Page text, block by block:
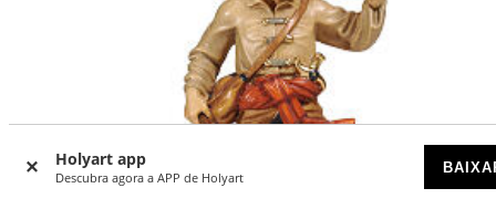
Holyart app
Descubra agora a APP de Holyart